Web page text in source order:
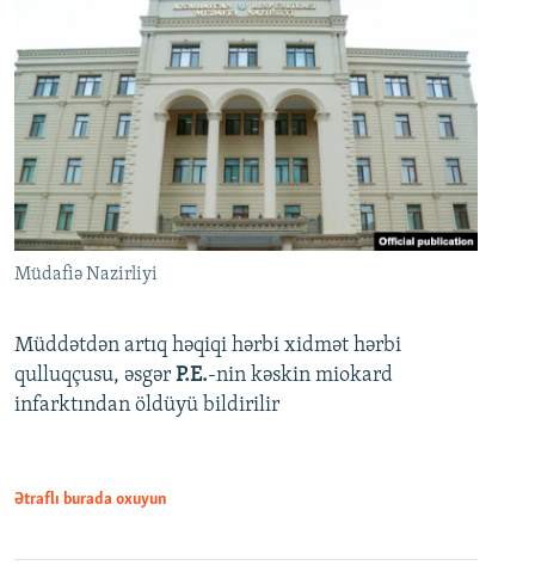
Müdafiə Nazirliyi
Müddətdən artıq həqiqi hərbi xidmət hərbi
qulluqçusu, əsgər P.E.-nin kəskin miokard
infarktından öldüyü bildirilir
Ətraflı burada oxuyun